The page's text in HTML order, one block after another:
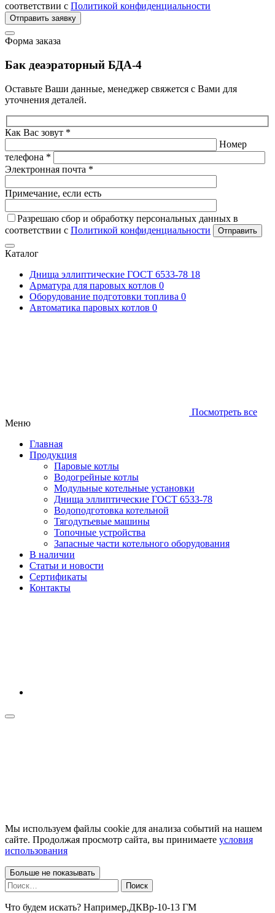
соответствии с Политикой конфиденциальности
Отправить заявку
Форма заказа
Бак деаэраторный БДА-4
Оставьте Ваши данные, менеджер свяжется с Вами для
уточнения деталей.
Как Вас зовут *
Номер
телефона *
Электронная почта *
Примечание, если есть
Разрешаю сбор и обработку персональных данных в
соответствии с Политикой конфиденциальности Отправить
Каталог
Днища эллиптические ГОСТ 6533-78 18
Арматура для паровых котлов 0
Оборудование подготовки топлива 0
Автоматика паровых котлов 0
Посмотреть все
Меню
Главная
Продукция
Паровые котлы
Водогрейные котлы
Модульные котельные установки
Днища эллиптические ГОСТ 6533-78
Водоподготовка котельной
Тягодутьевые машины
Топочные устройства
Запасные части котельного оборудования
В наличии
Статьи и новости
Сертификаты
Контакты
Мы используем файлы cookie для анализа событий на нашем
сайте. Продолжая просмотр сайта, вы принимаете условия
использования
Больше не показывать
Найти:
Что будем искать? Например,ДКВр-10-13 ГМ